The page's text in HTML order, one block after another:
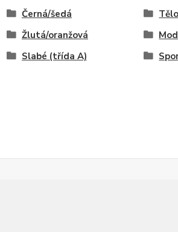
Černá/šedá
Žlutá/oranžová
Slabé (třída A)